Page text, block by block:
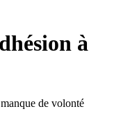
à
de volonté